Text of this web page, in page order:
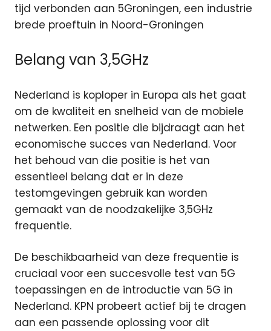
tijd verbonden aan 5Groningen, een industrie
brede proeftuin in Noord-Groningen
Belang van 3,5GHz
Nederland is koploper in Europa als het gaat
om de kwaliteit en snelheid van de mobiele
netwerken. Een positie die bijdraagt aan het
economische succes van Nederland. Voor
het behoud van die positie is het van
essentieel belang dat er in deze
testomgevingen gebruik kan worden
gemaakt van de noodzakelijke 3,5GHz
frequentie.
De beschikbaarheid van deze frequentie is
cruciaal voor een succesvolle test van 5G
toepassingen en de introductie van 5G in
Nederland. KPN probeert actief bij te dragen
aan een passende oplossing voor dit